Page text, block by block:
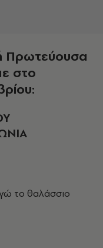
Πρωτεύουσα
στο
το θαλάσσιο